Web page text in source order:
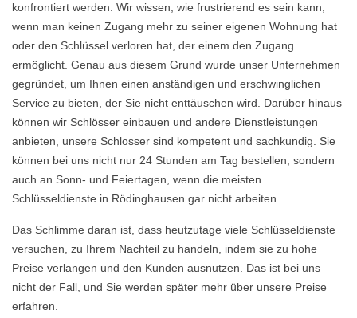
konfrontiert werden. Wir wissen, wie frustrierend es sein kann,
wenn man keinen Zugang mehr zu seiner eigenen Wohnung hat
oder den Schlüssel verloren hat, der einem den Zugang
ermöglicht. Genau aus diesem Grund wurde unser Unternehmen
gegründet, um Ihnen einen anständigen und erschwinglichen
Service zu bieten, der Sie nicht enttäuschen wird. Darüber hinaus
können wir Schlösser einbauen und andere Dienstleistungen
anbieten, unsere Schlosser sind kompetent und sachkundig. Sie
können bei uns nicht nur 24 Stunden am Tag bestellen, sondern
auch an Sonn- und Feiertagen, wenn die meisten
Schlüsseldienste in Rödinghausen gar nicht arbeiten.
Das Schlimme daran ist, dass heutzutage viele Schlüsseldienste
versuchen, zu Ihrem Nachteil zu handeln, indem sie zu hohe
Preise verlangen und den Kunden ausnutzen. Das ist bei uns
nicht der Fall, und Sie werden später mehr über unsere Preise
erfahren.